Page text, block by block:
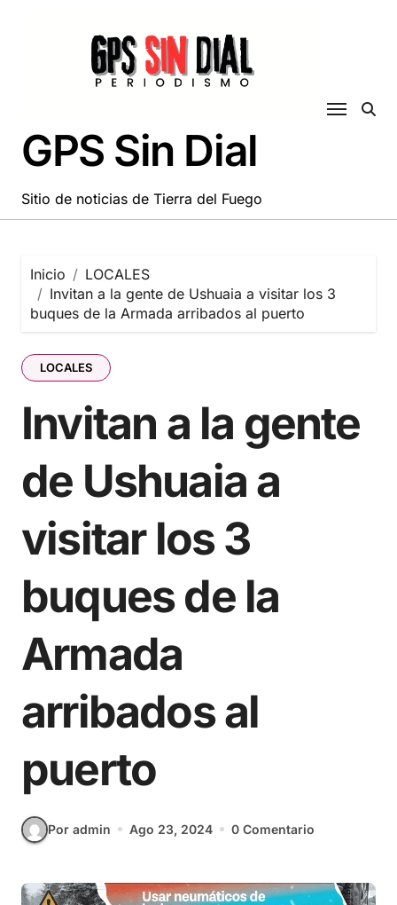
GPS Sin Dial
Sitio de noticias de Tierra del Fuego
Inicio
LOCALES
Invitan a la gente de Ushuaia a visitar los 3
buques de la Armada arribados al puerto
LOCALES
Invitan a la gente
de Ushuaia a
visitar los 3
buques de la
Armada
arribados al
puerto
Por admin Ago 23, 2024 0 Comentario